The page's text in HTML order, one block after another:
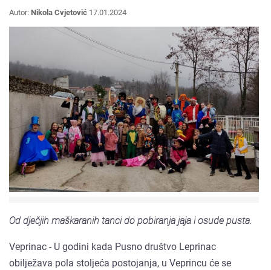
Autor: Nikola Cvjetović 17.01.2024
Od dječjih maškaranih tanci do pobiranja jaja i osude pusta.
Veprinac - U godini kada Pusno društvo Leprinac
obilježava pola stoljeća postojanja, u Veprincu će se